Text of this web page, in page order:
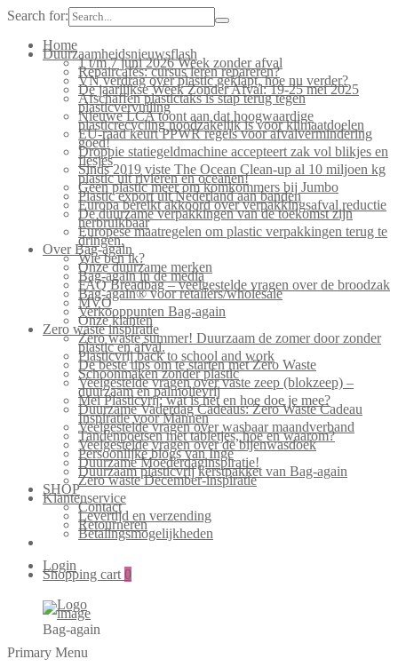
Search for:
Home
Duurzaamheidsnieuwsflash
1 t/m 7 juni 2026 Week zonder afval
Repaircafés: cursus leren repareren?
VN verdrag over plastic geklapt, hoe nu verder?
De jaarlijkse Week Zonder Afval: 19-25 mei 2025
Afschaffen plastictaks is stap terug tegen
plasticvervuiling
Nieuwe LCA toont aan dat hoogwaardige
plasticrecycling noodzakelijk is voor klimaatdoelen
EU-raad keurt PPWR regels voor afvalvermindering
goed!
Droppie statiegeldmachine accepteert zak vol blikjes en
flesjes
Sinds 2019 viste The Ocean Clean-up al 10 miljoen kg
plastic uit rivieren en oceanen!
Geen plastic meer om komkommers bij Jumbo
Plastic export uit Nederland aan banden
Europa bereikt akkoord over verpakkingsafval reductie
De duurzame verpakkingen van de toekomst zijn
herbruikbaar
Europese maatregelen om plastic verpakkingen terug te
dringen.
Over Bag-again
Wie ben ik?
Onze duurzame merken
Bag-again in de media
FAQ Breadbag – veelgestelde vragen over de broodzak
Bag-again® voor retailers/wholesale
MVO
Verkooppunten Bag-again
Onze klanten
Zero waste inspiratie
Zero waste summer! Duurzaam de zomer door zonder
plastic en afval.
Plasticvrij back to school and work
De beste tips om te starten met Zero Waste
Schoonmaken zonder plastic
Veelgestelde vragen over vaste zeep (blokzeep) –
duurzaam en palmolievrij
Mei Plasticvrij: wat is het en hoe doe je mee?
Duurzame Vaderdag Cadeaus: Zero Waste Cadeau
Inspiratie voor Mannen
Veelgestelde vragen over wasbaar maandverband
Tandenpoetsen met tabletjes, hoe en waarom?
Veelgestelde vragen over de bijenwasdoek
Persoonlijke blogs van Inge
Duurzame Moederdaginspiratie!
Duurzaam plasticvrij kerstpakket van Bag-again
Zero waste December-inspiratie
SHOP
Klantenservice
Contact
Levertijd en verzending
Retourneren
Betalingsmogelijkheden
Login
Shopping cart 0
Bag-again
Primary Menu